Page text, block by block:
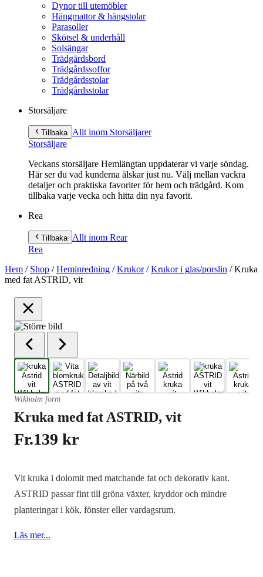
Dynor till utemöbler
Hängmattor & hängstolar
Parasoller
Skötsel & underhåll
Solsängar
Trädgårdsbord
Trädgårdssoffor
Trädgårdsstolar
Trädgårdsstolar
Storsäljare
Tillbaka Allt inom Storsäljarer
Storsäljare
Veckans storsäljare Hemlängtan uppdaterar vi varje söndag.
Här ser du vad kunderna älskar just nu. Välj mellan vackra
detaljer och praktiska favoriter för hem och trädgård. Kom
tillbaka varje vecka och hitta din nya favorit.
Rea
Tillbaka Allt inom Rear
Rea
Hem / Shop /Heminredning /Krukor/Krukor i glas/porslin /Kruka
med fat ASTRID, vit
Wikholm form
Kruka med fat ASTRID, vit
Fr.139 kr
Vit kruka i dolomit med matchande fat och dekorativ kant.
ASTRID passar fint till gröna växter, kryddor och mindre
planteringar i kök, fönster eller vardagsrum.
Läs mer...